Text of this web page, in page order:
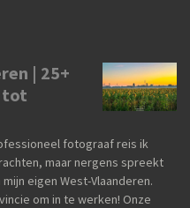
| 25+
tot
fotograaf reis ik
maar nergens spreekt
eigen West-Vlaanderen.
om in te werken! Onze